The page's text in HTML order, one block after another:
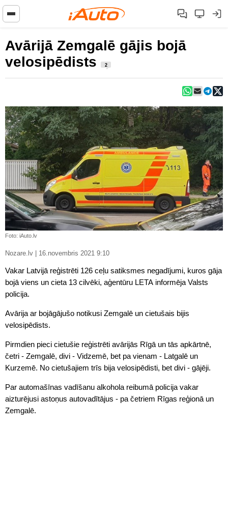
Avārijā Zemgalē gājis bojā
velosipēdists
2
Foto: iAuto.lv
Nozare.lv | 16.novembris 2021 9:10
Vakar Latvijā reģistrēti 126 ceļu satiksmes negadījumi, kuros gāja
bojā viens un cieta 13 cilvēki, aģentūru LETA informēja Valsts
policija.
Avārija ar bojāgājušo notikusi Zemgalē un cietušais bijis
velosipēdists.
Pirmdien pieci cietušie reģistrēti avārijās Rīgā un tās apkārtnē,
četri - Zemgalē, divi - Vidzemē, bet pa vienam - Latgalē un
Kurzemē. No cietušajiem trīs bija velosipēdisti, bet divi - gājēji.
Par automašīnas vadīšanu alkohola reibumā policija vakar
aizturējusi astoņus autovadītājus - pa četriem Rīgas reģionā un
Zemgalē.